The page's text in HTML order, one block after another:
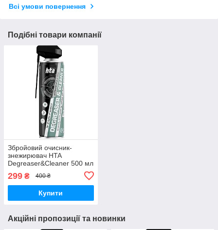
Всі умови повернення
Подібні товари компанії
Збройовий очисник-
знежирювач HTA
Degreaser&Cleaner 500 мл
299 ₴ 400 ₴
Купити
Акційні пропозиції та новинки